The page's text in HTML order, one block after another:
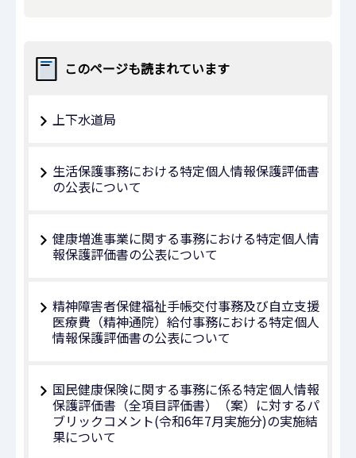
このページも読まれています
上下水道局
生活保護事務における特定個人情報保護評価書
の公表について
健康増進事業に関する事務における特定個人情
報保護評価書の公表について
精神障害者保健福祉手帳交付事務及び自立支援
医療費（精神通院）給付事務における特定個人
情報保護評価書の公表について
国民健康保険に関する事務に係る特定個人情報
保護評価書（全項目評価書）（案）に対するパ
ブリックコメント(令和6年7月実施分)の実施結
果について